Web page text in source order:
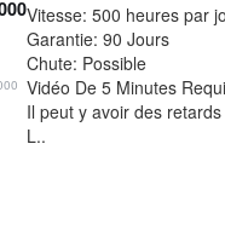
Vitesse: 500 heures par
Garantie: 90 Jours
Chute: Possible
Vidéo De 5 Minutes
Il peut y avoir des
L..